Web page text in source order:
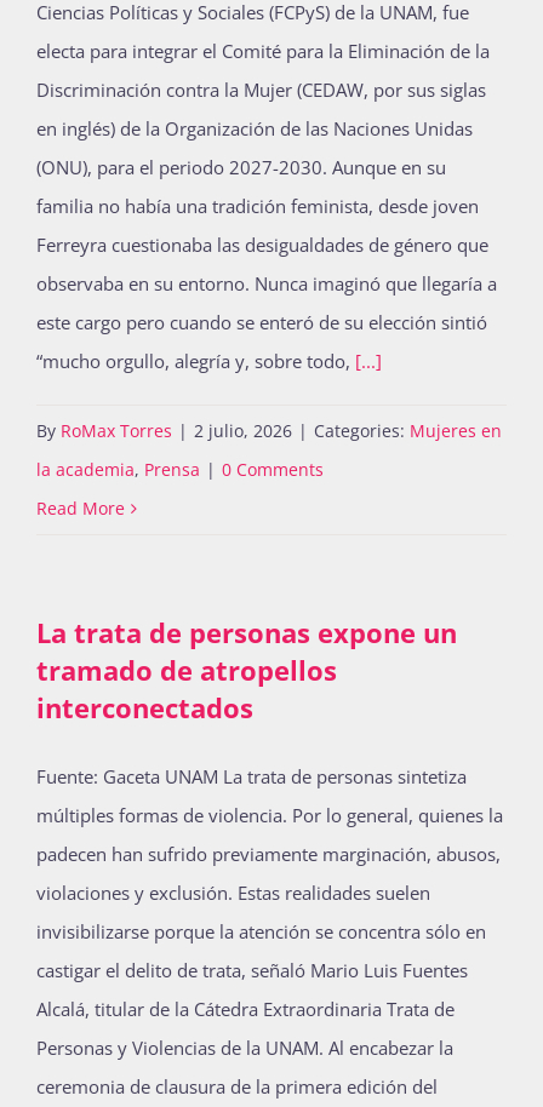
Ciencias Políticas y Sociales (FCPyS) de la UNAM, fue
electa para integrar el Comité para la Eliminación de la
Discriminación contra la Mujer (CEDAW, por sus siglas
en inglés) de la Organización de las Naciones Unidas
(ONU), para el periodo 2027-2030. Aunque en su
familia no había una tradición feminista, desde joven
Ferreyra cuestionaba las desigualdades de género que
observaba en su entorno. Nunca imaginó que llegaría a
este cargo pero cuando se enteró de su elección sintió
“mucho orgullo, alegría y, sobre todo, [...]
By RoMax Torres | 2 julio, 2026 | Categories: Mujeres en
la academia, Prensa | 0 Comments
Read More
La trata de personas expone un
tramado de atropellos
interconectados
Fuente: Gaceta UNAM La trata de personas sintetiza
múltiples formas de violencia. Por lo general, quienes la
padecen han sufrido previamente marginación, abusos,
violaciones y exclusión. Estas realidades suelen
invisibilizarse porque la atención se concentra sólo en
castigar el delito de trata, señaló Mario Luis Fuentes
Alcalá, titular de la Cátedra Extraordinaria Trata de
Personas y Violencias de la UNAM. Al encabezar la
ceremonia de clausura de la primera edición del